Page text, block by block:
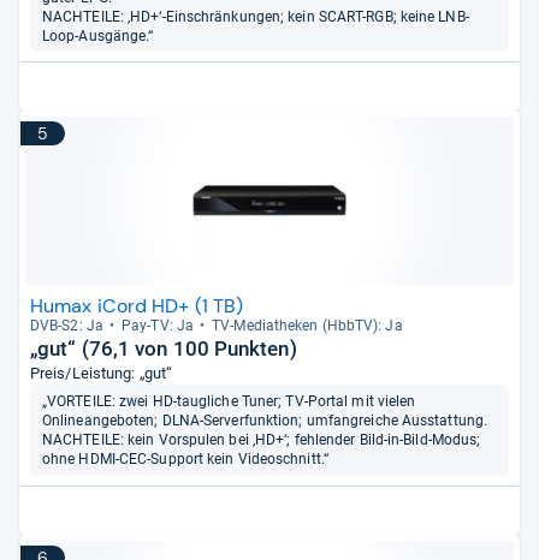
NACHTEILE: ‚HD+‘-Einschränkungen; kein SCART-RGB; keine LNB-
Loop-Ausgänge.“
5
Humax iCord HD+ (1 TB)
DVB-​S2: Ja Pay-​TV: Ja TV-​Media­the­ken (HbbTV): Ja
„gut“ (76,1 von 100 Punkten)
Preis/Leistung: „gut“
„VORTEILE: zwei HD-taugliche Tuner; TV-Portal mit vielen
Onlineangeboten; DLNA-Serverfunktion; umfangreiche Ausstattung.
NACHTEILE: kein Vorspulen bei ‚HD+‘; fehlender Bild-in-Bild-Modus;
ohne HDMI-CEC-Support kein Videoschnitt.“